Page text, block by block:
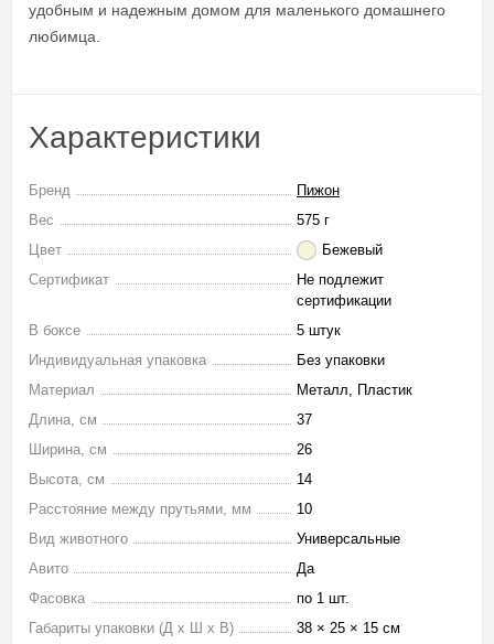
удобным и надежным домом для маленького домашнего
любимца.
Характеристики
Бренд
Пижон
Вес
575 г
Цвет
Бежевый
Сертификат
Не подлежит
сертификации
В боксе
5 штук
Индивидуальная упаковка
Без упаковки
Материал
Металл, Пластик
Длина, см
37
Ширина, см
26
Высота, см
14
Расстояние между прутьями, мм
10
Вид животного
Универсальные
Авито
Да
Фасовка
по 1 шт.
Габариты упаковки (Д х Ш х В)
38 × 25 × 15 см